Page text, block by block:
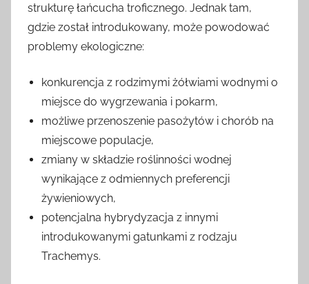
strukturę łańcucha troficznego. Jednak tam,
gdzie został introdukowany, może powodować
problemy ekologiczne:
konkurencja z rodzimymi żółwiami wodnymi o
miejsce do wygrzewania i pokarm,
możliwe przenoszenie pasożytów i chorób na
miejscowe populacje,
zmiany w składzie roślinności wodnej
wynikające z odmiennych preferencji
żywieniowych,
potencjalna hybrydyzacja z innymi
introdukowanymi gatunkami z rodzaju
Trachemys.